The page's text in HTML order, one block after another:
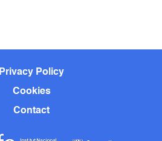
Privacy Policy
Cookies
Contact